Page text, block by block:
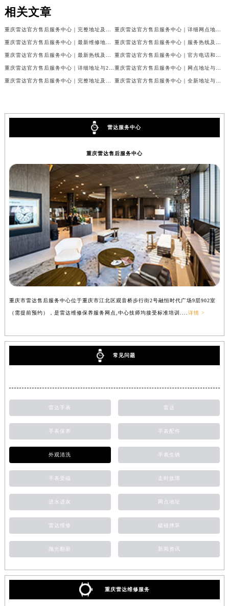
相关文章
雷达服务中心
重庆雷达售后服务中心
重庆市雷达售后服务中心位于重庆市江北区观音桥步行街2号融恒时代广场9层902室
（需提前预约），是雷达维修保养服务网点,中心技师均接受标准培训.... 详情 >
常见问题
雷达手表 雷达
手表保养 手表配件
外观清洗 手表生锈
手表受磁 走时故障
进水进灰 网点地址
雷达维修 磕碰摔坏
抛光翻新 新闻资讯
重庆雷达维修服务